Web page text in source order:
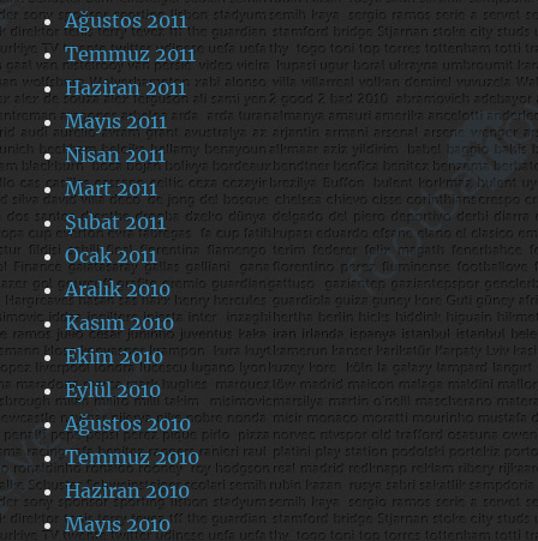
Ağustos 2011
Temmuz 2011
Haziran 2011
Mayıs 2011
Nisan 2011
Mart 2011
Şubat 2011
Ocak 2011
Aralık 2010
Kasım 2010
Ekim 2010
Eylül 2010
Ağustos 2010
Temmuz 2010
Haziran 2010
Mayıs 2010